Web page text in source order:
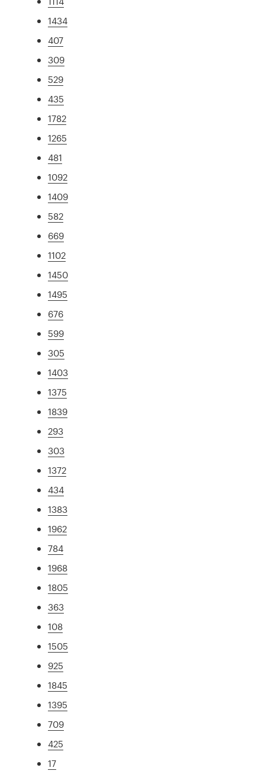
1434
407
309
529
435
1782
1265
481
1092
1409
582
669
1102
1450
1495
676
599
305
1403
1375
1839
293
303
1372
434
1383
1962
784
1968
1805
363
108
1505
925
1845
1395
709
425
17